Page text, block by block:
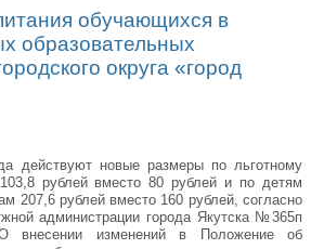
обучающихся в
образовательных
округа «город
действуют новые размеры по льготному
рублей вместо 80 рублей и по детям
207,6 рублей вместо 160 рублей, согласно
администрации города Якутска №365п
внесении изменений в Положение об